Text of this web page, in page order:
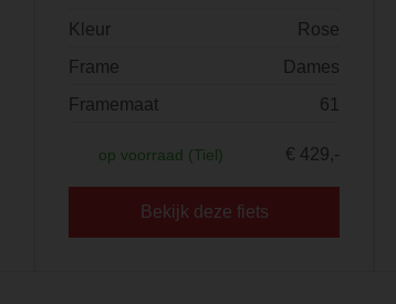
Kleur
Rose
Frame
Dames
Framemaat
61
op voorraad (Tiel) € 429,-
Bekijk deze fiets